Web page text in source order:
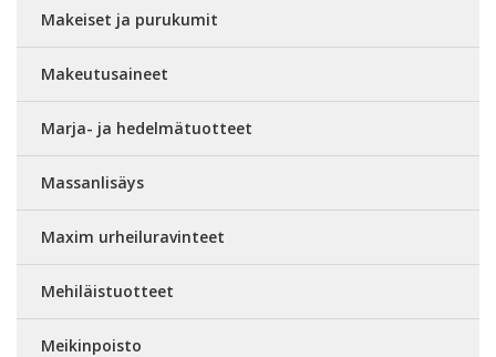
Makeiset ja purukumit
Makeutusaineet
Marja- ja hedelmätuotteet
Massanlisäys
Maxim urheiluravinteet
Mehiläistuotteet
Meikinpoisto